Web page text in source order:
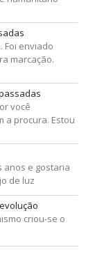
Foi enviado
marcação.
você
a procura. Estou
anos e gostaria
de luz
criou-se o